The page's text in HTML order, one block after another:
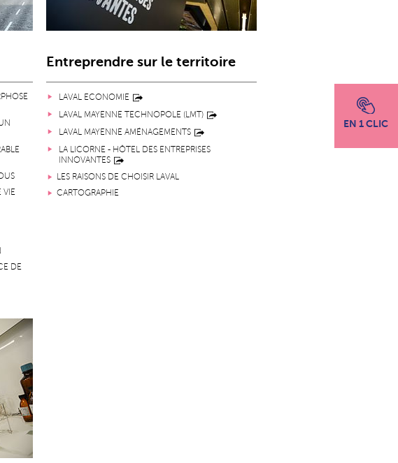
EN 1 CLIC
VIE
DE
Entreprendre sur le territoire
LAVAL ECONOMIE
LAVAL MAYENNE TECHNOPOLE (LMT)
LAVAL MAYENNE AMÉNAGEMENTS
LA LICORNE - HÔTEL DES ENTREPRISES
INNOVANTES
LES RAISONS DE CHOISIR LAVAL
CARTOGRAPHIE